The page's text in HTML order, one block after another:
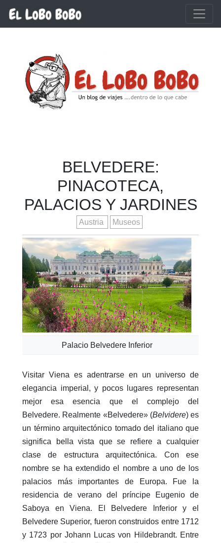
Ir al contenido principal
BELVEDERE:
PINACOTECA,
PALACIOS Y JARDINES
Austria Museos
Palacio Belvedere Inferior
Visitar Viena es adentrarse en un universo de
elegancia imperial, y pocos lugares representan
mejor esa esencia que el complejo del
Belvedere. Realmente «Belvedere» (Belvidere) es
un término arquitectónico tomado del italiano que
significa bella vista que se refiere a cualquier
clase de estructura arquitectónica. Con ese
nombre se ha extendido el nombre a uno de los
palacios más importantes de Europa. Fue la
residencia de verano del príncipe Eugenio de
Saboya en Viena. El Belvedere Inferior y el
Belvedere Superior, fueron construidos entre 1712
y 1723 por Johann Lucas von Hildebrandt. Entre